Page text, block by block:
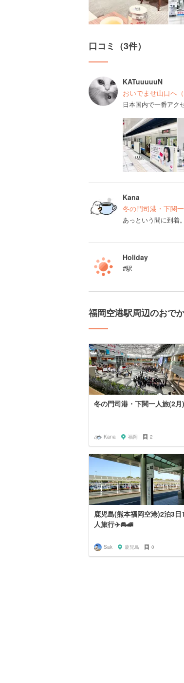
口コミ（3件）
KATuuuuuN
おいでませ山口へ
日本国内で一番アク
Kana
冬の門司港・下関
あっという間に到着。
Holiday
#駅
福岡空港駅周辺のおで
冬の門司港・下関一人旅(2月)
Kana 福岡 2
鹿児島(熊本福岡空港)2泊3日1
人旅行✈️🚘🚄
Sak 鹿児島 0